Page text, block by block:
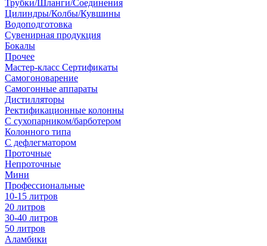
Трубки/Шланги/Соединения
Цилиндры/Колбы/Кувшины
Водоподготовка
Сувенирная продукция
Бокалы
Прочее
Мастер-класс Сертификаты
Самогоноварение
Самогонные аппараты
Дистилляторы
Ректификационные колонны
С сухопарником/барботером
Колонного типа
С дефлегматором
Проточные
Непроточные
Мини
Профессиональные
10-15 литров
20 литров
30-40 литров
50 литров
Аламбики